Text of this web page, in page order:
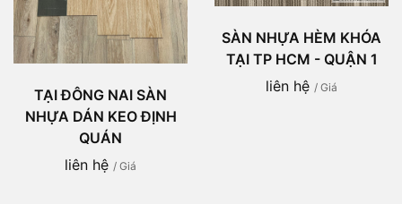
TẠI ĐÔNG NAI SÀN
NHỰA DÁN KEO ĐỊNH
QUÁN
liên hệ / Giá
SÀN NHỰA HÈM KHÓA
TẠI TP HCM - QUẬN 1
liên hệ / Giá